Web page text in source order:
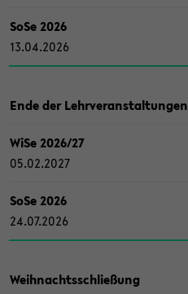
SoSe 2026
13.04.2026
Ende der Lehr­ver­an­stal­tun­gen
WiSe 2026/27
05.02.2027
SoSe 2026
24.07.2026
Weih­nachts­schlie­ßung